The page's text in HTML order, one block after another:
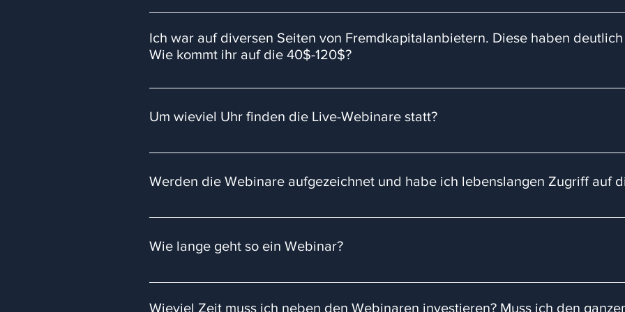
Yes! Dazu gehören hauptsächlich die Gebühren für die Charting Plattform TradingView plus live
solltest, gibt es eine einmalige Gebühr von 120$-300$, je nach Kontogröße). Was das alles auf
Das wichtigste ist erst einmal, das Konto zu evaluieren / zu bestehen.
Ich war auf diversen Seiten von Fremdkapitalanbietern. Diese haben
Wie kommt ihr auf die 40$-120$?
Die Fremdkapitalanbieter, die wir selbst nutzen, geben nahezu immer zwischen 71%-90% Rabatt
Um wieviel Uhr finden die Live-Webinare statt?
Die Live-Webinare finden immer montags und donnerstags jeweils um 19:30 Uhr statt.
Werden die Webinare aufgezeichnet und habe ich lebenslangen Zugriff auf
Ja, die Webinare werden aufgezeichnet und du kannst sie dir unendlich oft anschauen. Auch auf
Wie lange geht so ein Webinar?
Unsere Webinare dauern ca. 90-120 Minuten
Wieviel Zeit muss ich neben den Webinaren investieren? Muss ich den